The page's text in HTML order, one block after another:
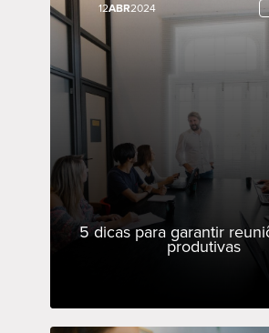
12ABR2024
5 dicas para garantir
produtivas
12ABR2024